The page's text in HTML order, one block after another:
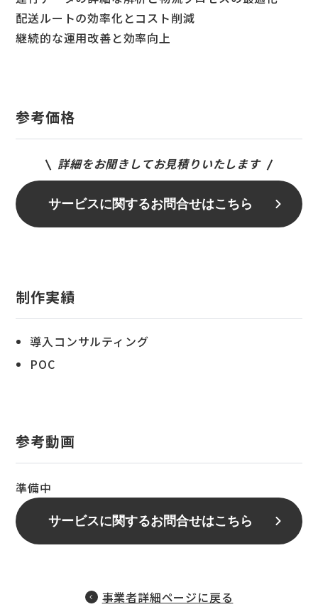
配送ルートの効率化とコスト削減
継続的な運用改善と効率向上
参考価格
詳細をお聞きしてお見積りいたします
サービスに関するお問合せはこちら
制作実績
導入コンサルティング
POC
参考動画
準備中
サービスに関するお問合せはこちら
事業者詳細ページに戻る